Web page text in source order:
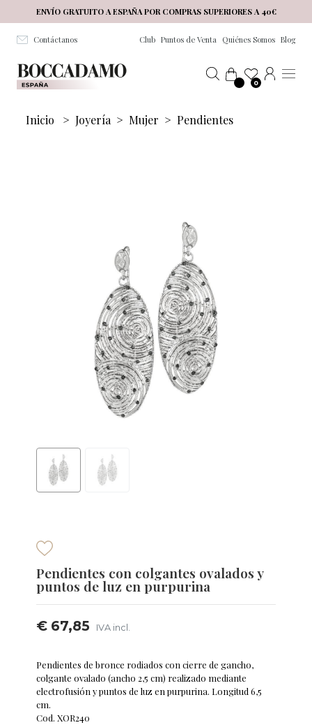
Salta al contenuto principale
ENVÍO GRATUITO A ESPAÑA POR COMPRAS SUPERIORES A 40€
Contáctanos Club Puntos de Venta Quiénes Somos Blog
0
Inicio > Joyería > Mujer > Pendientes
Pendientes con colgantes ovalados y
puntos de luz en purpurina
€ 67,85 IVA incl.
Pendientes de bronce rodiados con cierre de gancho,
colgante ovalado (ancho 2,5 cm) realizado mediante
electrofusión y puntos de luz en purpurina. Longitud 6,5
cm.
Cod. XOR240